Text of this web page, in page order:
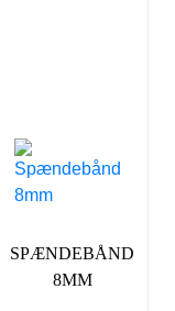
SPÆNDEBÅND
8MM